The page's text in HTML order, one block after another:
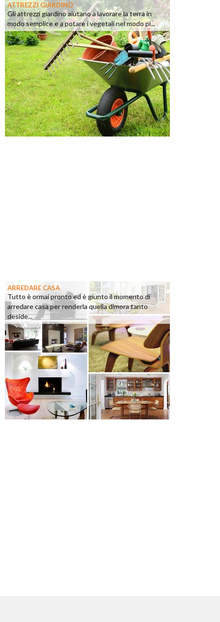
ATTREZZI GIARDINO
Gli attrezzi giardino aiutano a lavorare la terra in
modo semplice e a potare i vegetali nel modo pi...
ARREDARE CASA
Tutto è ormai pronto ed è giunto il momento di
arredare casa per renderla quella dimora tanto
deside...